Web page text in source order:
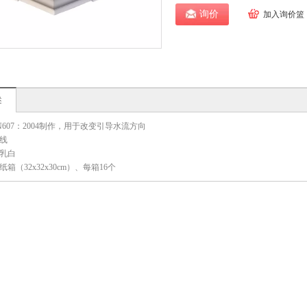
询价 加入询价篮
：2004制作，用于改变引导水流方向
白
箱（32x32x30cm）、每箱16个